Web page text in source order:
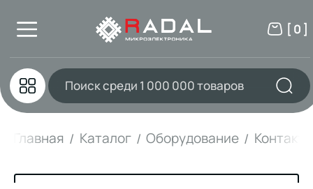
[ 0 ]
Главная Каталог Оборудование